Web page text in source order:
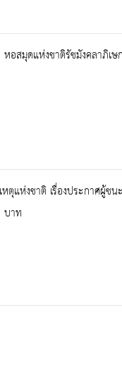
หอสมุดแห่งชาติรัชมังคลาภิ
แห่งชาติ เรื่องประกาศผู้ช
บาท